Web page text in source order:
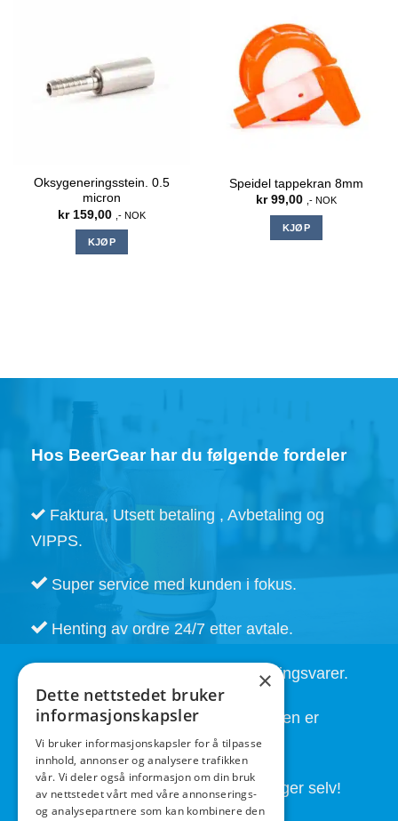
Oksygeneringsstein. 0.5
micron
kr159,00 ,- NOK
KJØP
Speidel tappekran 8mm
kr99,00 ,- NOK
KJØP
Hos BeerGear har du følgende fordeler
Faktura, Utsett betaling , Avbetaling og
VIPPS.
Super service med kunden i fokus.
Henting av ordre 24/7 etter avtale.
Kort leveringstid. Også på bestillingsvarer.
God service også etter at handelen er
fullført.
Butikken drives av folk som brygger selv!
×
Dette nettstedet bruker
informasjonskapsler
Vi bruker informasjonskapsler for å tilpasse
innhold, annonser og analysere trafikken
vår. Vi deler også informasjon om din bruk
av nettstedet vårt med våre annonserings-
og analysepartnere som kan kombinere den